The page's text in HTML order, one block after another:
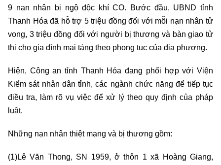
9 nạn nhân bị ngộ độc khí CO. Bước đầu, UBND tỉnh
Thanh Hóa đã hỗ trợ 5 triệu đồng đối với mỗi nạn nhân tử
vong, 3 triệu đồng đối với người bị thương và bàn giao tử
thi cho gia đình mai táng theo phong tục của địa phương.
Hiện, Công an tỉnh Thanh Hóa đang phối hợp với Viện
Kiểm sát nhân dân tỉnh, các ngành chức năng để tiếp tục
điều tra, làm rõ vụ việc để xử lý theo quy định của pháp
luật.
Những nạn nhân thiệt mạng và bị thương gồm:
(1)Lê Văn Thong, SN 1959, ở thôn 1 xã Hoàng Giang,